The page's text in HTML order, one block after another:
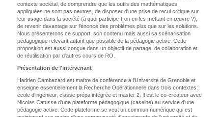
contexte sociétal, de comprendre que les outils des mathématiques
appliquées ne sont pas neutres, de disposer d'une prise de recul critique sur
leur usage dans la société (à quoi participe-t-on en les mettant en œuvre ?),
de revenir davantage sur l'énoncé des problèmes plus que sur les solutions.
Nous présenterons ce support, son contenu mais aussi sa scénarisation
pédagogique relevant autant que possible de la pédagogie active. Cette
proposition est aussi conçue dans un objectif de partage, de collaboration et
de réutilisation par d'autres cours de RO.
Présentation de l'intervenant
Hadrien Cambazard est maître de conférence à l'Université de Grenoble et
enseigne essentiellement la Recherche Opérationnelle dans trois contextes:
école d'ingénieur, classe prépa intégrée et master 2. Il est le co-créateur avec
Nicolas Catusse d'une plateforme pédagogique (caseine) au service d'une
pédagogie active. Cette plateforme se veut un commun numérique qui est